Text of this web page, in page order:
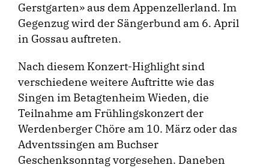
Gerstgarten» aus dem Appenzellerland. Im
Gegenzug wird der Sängerbund am 6. April
in Gossau auftreten.
Nach diesem Konzert-Highlight sind
verschiedene weitere Auftritte wie das
Singen im Betagtenheim Wieden, die
Teilnahme am Frühlingskonzert der
Werdenberger Chöre am 10. März oder das
Adventssingen am Buchser
Geschenksonntag vorgesehen. Daneben